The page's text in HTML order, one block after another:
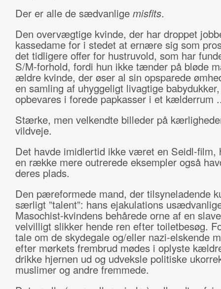
Der er alle de sædvanlige misfits.
Den overvægtige kvinde, der har droppet
kassedame for i stedet at ernære sig som
det tidligere offer for hustruvold, som har
S/M-forhold, fordi hun ikke tænder på bløde
ældre kvinde, der øser al sin opsparede
en samling af uhyggeligt livagtige
opbevares i forede papkasser i et kælderrum
Stærke, men velkendte billeder på
vildveje.
Det havde imidlertid ikke været en Seidl-film,
en række mere outrerede eksempler også
deres plads.
Den pæreformede mand, der tilsyneladende
særligt ”talent”: hans ejakulations
Masochist-kvindens behårede orne af en
velvilligt slikker hende ren efter toiletbesøg.
tale om de skydegale og/eller nazi-elskende
efter mørkets frembrud mødes i oplyste
drikke hjernen ud og udveksle politiske
muslimer og andre fremmede.